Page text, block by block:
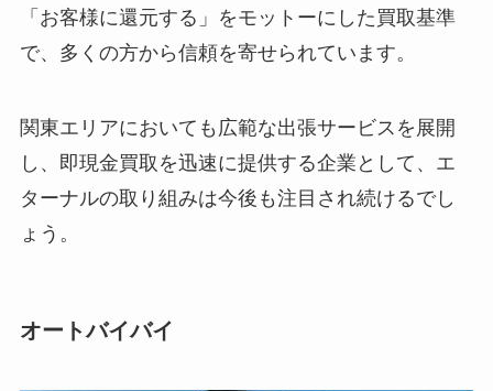
「お客様に還元する」をモットーにした買取基準
で、多くの方から信頼を寄せられています。
関東エリアにおいても広範な出張サービスを展開
し、即現金買取を迅速に提供する企業として、エ
ターナルの取り組みは今後も注目され続けるでし
ょう。
オートバイバイ